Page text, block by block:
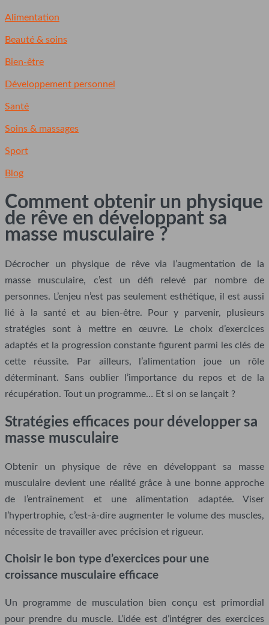
Alimentation
Beauté & soins
Bien-être
Développement personnel
Santé
Soins & massages
Sport
Blog
Comment obtenir un physique
de rêve en développant sa
masse musculaire ?
Décrocher un physique de rêve via l’augmentation de la
masse musculaire, c’est un défi relevé par nombre de
personnes. L’enjeu n’est pas seulement esthétique, il est aussi
lié à la santé et au bien-être. Pour y parvenir, plusieurs
stratégies sont à mettre en œuvre. Le choix d’exercices
adaptés et la progression constante figurent parmi les clés de
cette réussite. Par ailleurs, l’alimentation joue un rôle
déterminant. Sans oublier l’importance du repos et de la
récupération. Tout un programme… Et si on se lançait ?
Stratégies efficaces pour développer sa
masse musculaire
Obtenir un physique de rêve en développant sa masse
musculaire devient une réalité grâce à une bonne approche
de l’entraînement et une alimentation adaptée. Viser
l’hypertrophie, c’est-à-dire augmenter le volume des muscles,
nécessite de travailler avec précision et rigueur.
Choisir le bon type d’exercices pour une
croissance musculaire efficace
Un programme de musculation bien conçu est primordial
pour prendre du muscle. L’idée est d’intégrer des exercices